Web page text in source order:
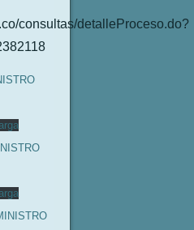
consultas/detalleProceso.do?